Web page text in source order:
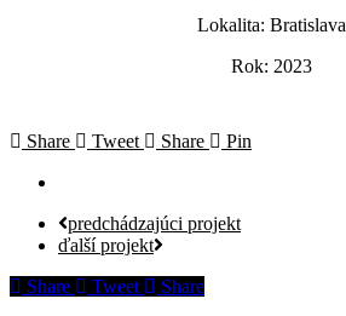
Lokalita: Bratislava
Rok: 2023
Share Tweet Share Pin
predchádzajúci projekt
ďalší projekt
Share
Tweet
Share